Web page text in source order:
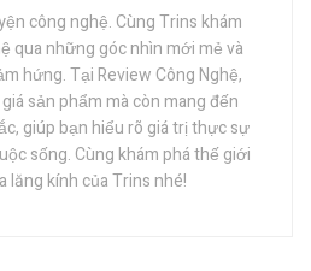
công nghệ. Cùng Trins khám
qua những góc nhìn mới mẻ và
hứng. Tại Review Công Nghệ,
sản phẩm mà còn mang đến
giúp bạn hiểu rõ giá trị thực sự
sống. Cùng khám phá thế giới
lăng kính của Trins nhé!